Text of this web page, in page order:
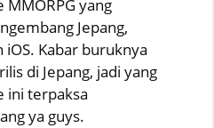
MMORPG yang
Jepang,
Kabar buruknya
di Jepang, jadi yang
ini terpaksa
ya guys.